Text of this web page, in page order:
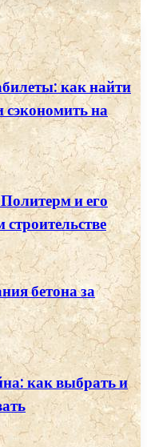
как найти
на
и его
бетона за
как выбрать и